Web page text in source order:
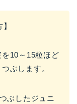
10～15粒ほど
ぶします。
ぶしたジュニ